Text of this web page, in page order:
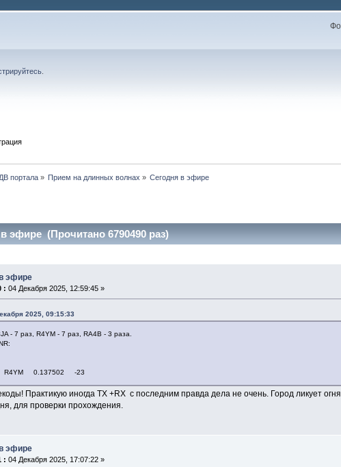
портала» Прием на длинных волнах » Сегодня в эфире
эфире (Прочитано 6790490 раз)
эфире
: 04 Декабря 2025, 12:59:45 »
2025, 09:15:33
- 7 раз, R4YM - 7 раз, RA4B - 3 раза.
R4YM 0.137502 -23
Практикую иногда ТХ +RX с последним правда дела не очень. Город ликует
для проверки прохождения.
эфире
: 04 Декабря 2025, 17:07:22 »